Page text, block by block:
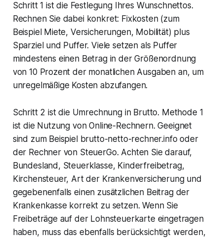
Schritt 1 ist die Festlegung Ihres Wunschnettos.
Rechnen Sie dabei konkret: Fixkosten (zum
Beispiel Miete, Versicherungen, Mobilität) plus
Sparziel und Puffer. Viele setzen als Puffer
mindestens einen Betrag in der Größenordnung
von 10 Prozent der monatlichen Ausgaben an, um
unregelmäßige Kosten abzufangen.
Schritt 2 ist die Umrechnung in Brutto. Methode 1
ist die Nutzung von Online-Rechnern. Geeignet
sind zum Beispiel brutto-netto-rechner.info oder
der Rechner von SteuerGo. Achten Sie darauf,
Bundesland, Steuerklasse, Kinderfreibetrag,
Kirchensteuer, Art der Krankenversicherung und
gegebenenfalls einen zusätzlichen Beitrag der
Krankenkasse korrekt zu setzen. Wenn Sie
Freibeträge auf der Lohnsteuerkarte eingetragen
haben, muss das ebenfalls berücksichtigt werden,